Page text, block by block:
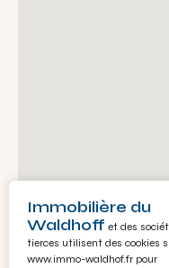
Immobilière du
Waldhoff et des
tierces utilisent des cookies
www.immo-waldhof.fr pour